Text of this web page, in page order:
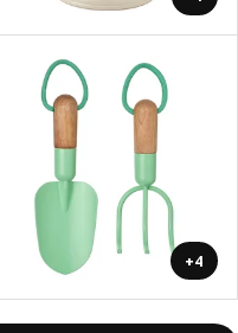
+4